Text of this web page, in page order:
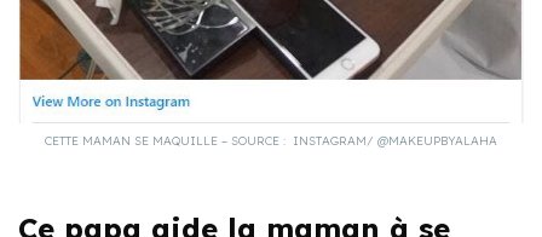
CETTE MAMAN SE MAQUILLE – SOURCE : INSTAGRAM/ @MAKEUPBYALAHA
Ce papa aide la maman à se